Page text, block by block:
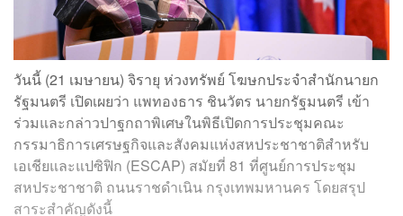
วันนี้ (21 เมษายน) จิรายุ ห่วงทรัพย์ โฆษกประจำสำนักนายก
รัฐมนตรี เปิดเผยว่า แพทองธาร ชินวัตร นายกรัฐมนตรี เข้า
ร่วมและกล่าวปาฐกถาพิเศษในพิธีเปิดการประชุมคณะ
กรรมาธิการเศรษฐกิจและสังคมแห่งสหประชาชาติสำหรับ
เอเชียและแปซิฟิก (ESCAP) สมัยที่ 81 ที่ศูนย์การประชุม
สหประชาชาติ ถนนราชดำเนิน กรุงเทพมหานคร โดยสรุป
สาระสำคัญดังนี้